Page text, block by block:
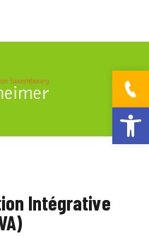
Ouvrir la
Intégrative